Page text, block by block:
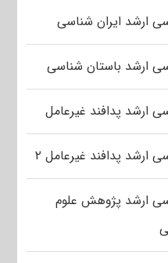
ارشد ایران شناسی
ارشد باستان شناسی
ارشد پدافند غیرعامل
ارشد پدافند غیرعامل ۲
ارشد پژوهش علوم